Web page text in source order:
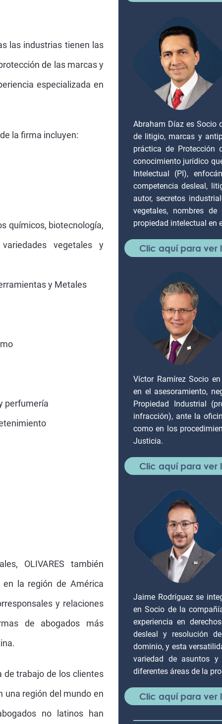
las industrias tienen las
de las marcas y
especializada en
la firma incluyen:
químicos, biotecnología,
vegetales y
y Metales
perfumería
OLIVARES también
la región de América
y relaciones
de abogados más
de trabajo de los clientes
una región del mundo en
no latinos han
Abraham Díaz es Socio
de litigio, marcas y
práctica de Protección
conocimiento jurídico
Intelectual (PI),
competencia desleal,
autor, secretos
vegetales, nombres
propiedad intelectual en
Clic aquí para
Víctor Ramírez Socio
en el asesoramiento,
Propiedad Industrial
infracción), ante la
como en los
Justicia.
Clic aquí para
Jaime Rodríguez se
en Socio de la
experiencia en
desleal y resolución
dominio, y esta
variedad de asuntos y
diferentes áreas de la
Clic aquí para